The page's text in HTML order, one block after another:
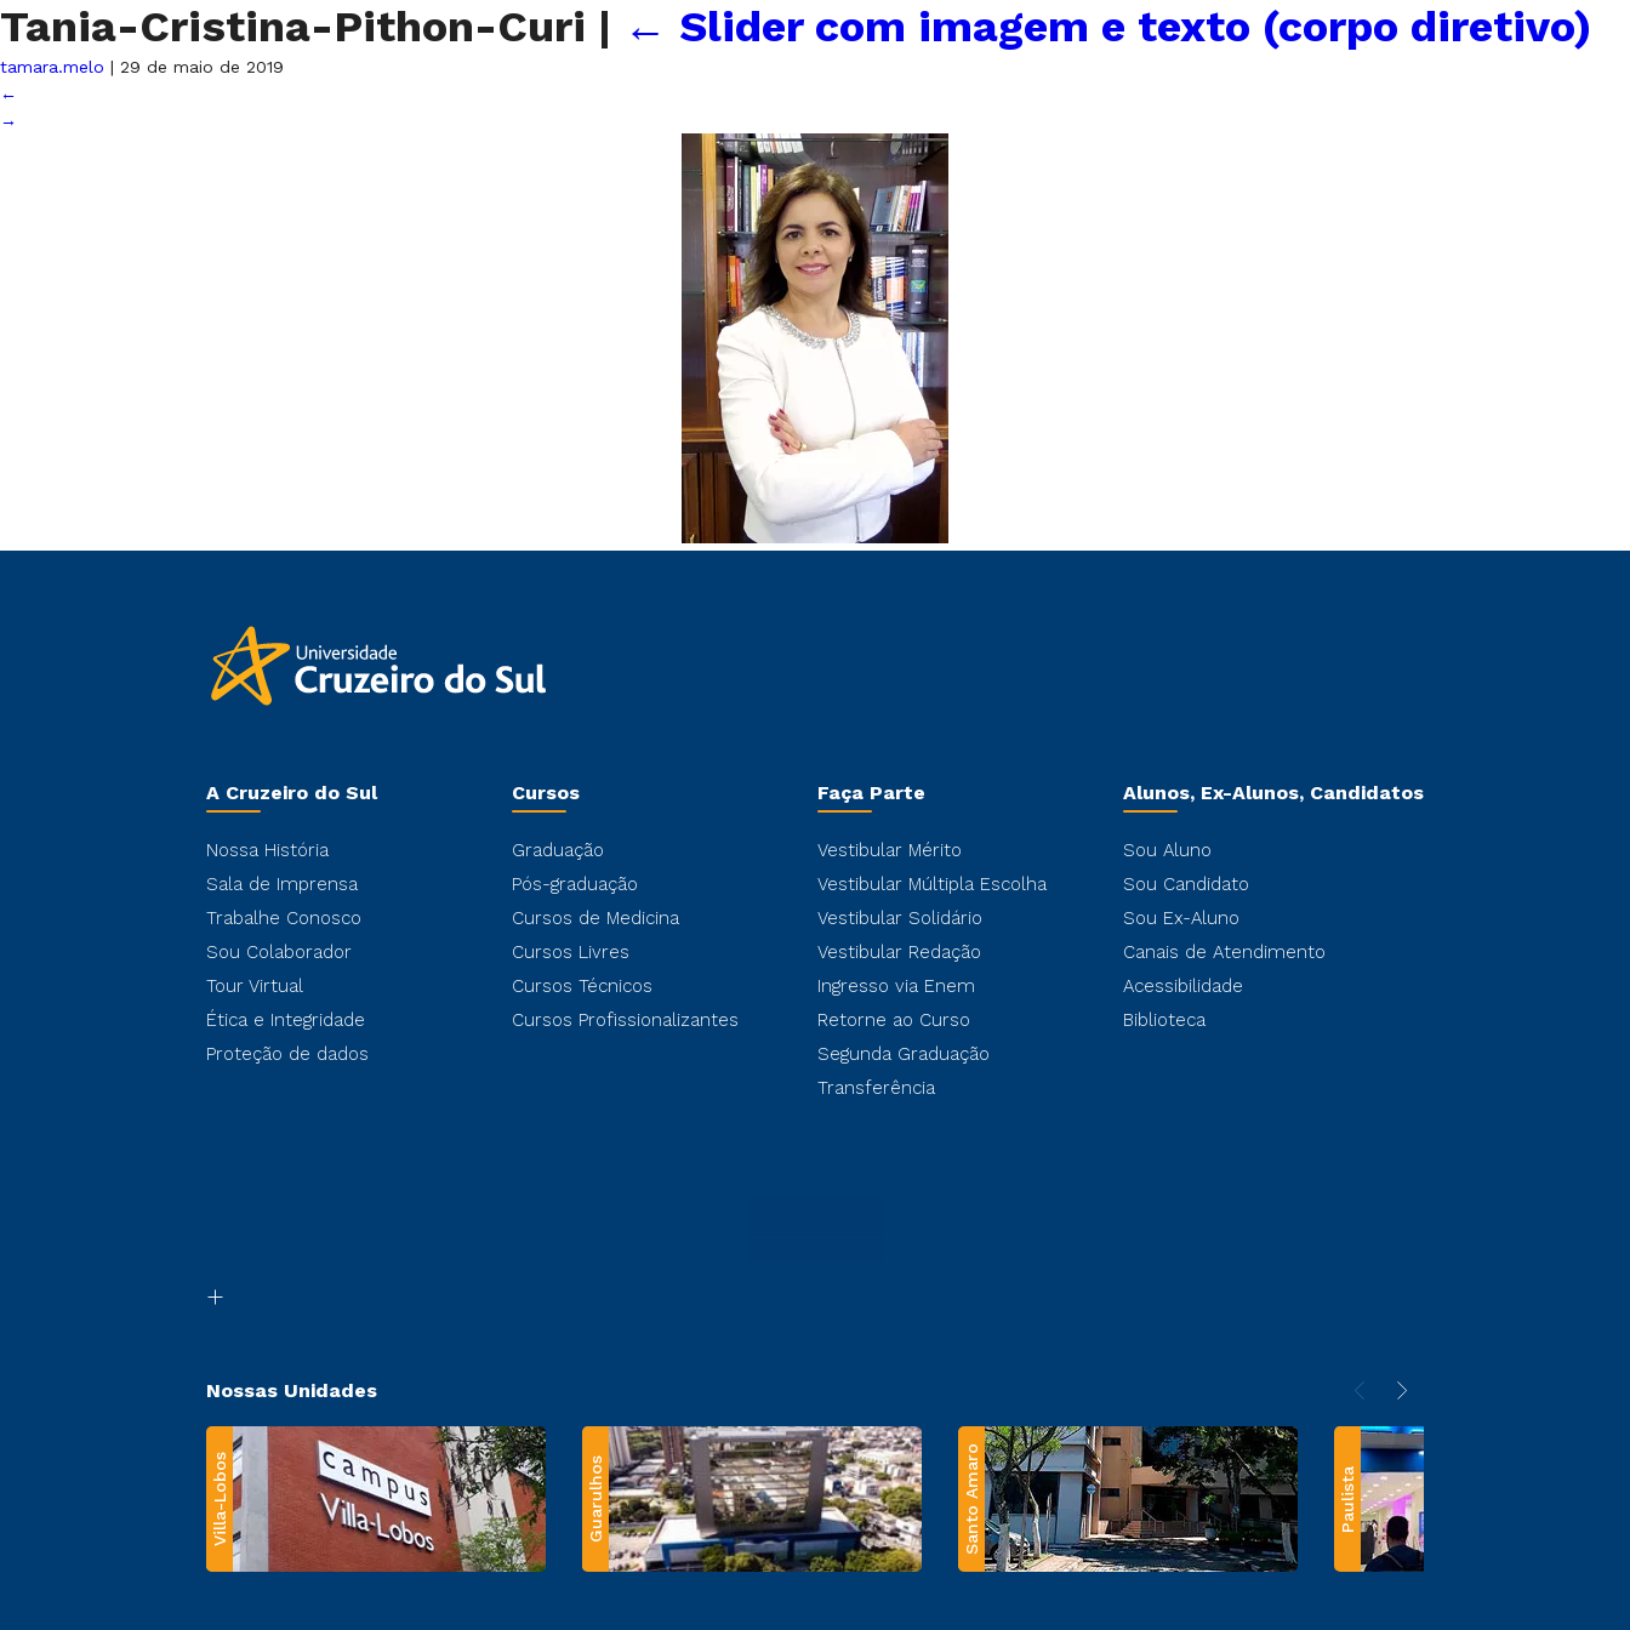
Tania-Cristina-Pithon-Curi | ← Slider com imagem e texto (corpo diretivo)
tamara.melo | 29 de maio de 2019
←
→
A Cruzeiro do Sul
Nossa História
Sala de Imprensa
Trabalhe Conosco
Sou Colaborador
Tour Virtual
Ética e Integridade
Proteção de dados
Cursos
Graduação
Pós-graduação
Cursos de Medicina
Cursos Livres
Cursos Técnicos
Cursos Profissionalizantes
Faça Parte
Vestibular Mérito
Vestibular Múltipla Escolha
Vestibular Solidário
Vestibular Redação
Ingresso via Enem
Retorne ao Curso
Segunda Graduação
Transferência
Alunos, Ex-Alunos, Candidatos
Sou Aluno
Sou Candidato
Sou Ex-Aluno
Canais de Atendimento
Acessibilidade
Biblioteca
Nossas Unidades
Villa-Lobos Guarulhos Santo Amaro Paulista